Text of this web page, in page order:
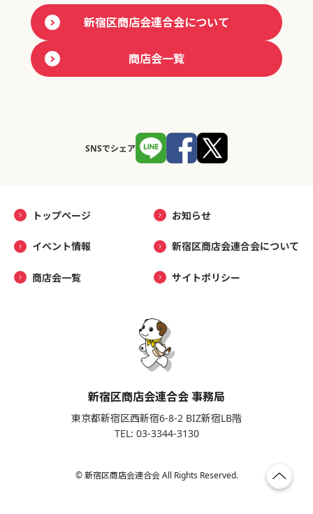
新宿区商店会連合会について
商店会一覧
SNSでシェア
トップページ お知らせ
イベント情報 新宿区商店会連合会について
商店会一覧 サイトポリシー
新宿区商店会連合会 事務局
東京都新宿区西新宿6-8-2 BIZ新宿LB階
TEL: 03-3344-3130
© 新宿区商店会連合会 All Rights Reserved.